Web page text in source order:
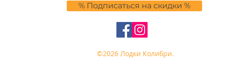
% Подписаться на скидки %
©2026 Лодки Колибри.